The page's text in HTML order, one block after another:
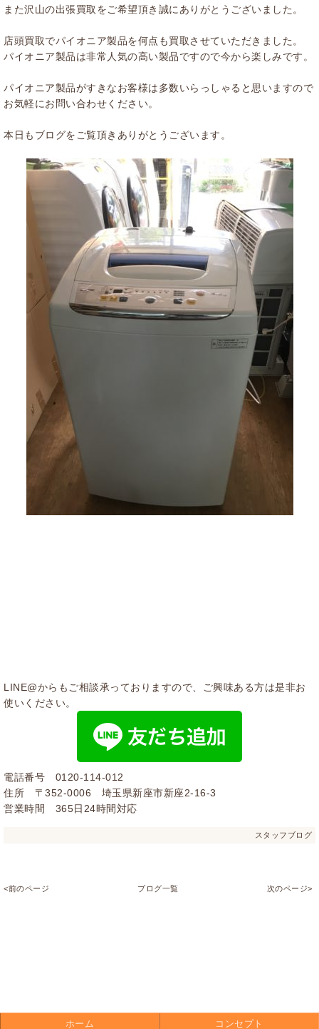
また沢山の出張買取をご希望頂き誠にありがとうございました。
店頭買取でパイオニア製品を何点も買取させていただきました。
パイオニア製品は非常人気の高い製品ですので今から楽しみです。
パイオニア製品がすきなお客様は多数いらっしゃると思いますので
お気軽にお問い合わせください。
本日もブログをご覧頂きありがとうございます。
LINE@からもご相談承っておりますので、ご興味ある方は是非お
使いください。
電話番号 0120-114-012
住所 〒352-0006 埼玉県新座市新座2-16-3
営業時間 365日24時間対応
スタッフブログ
<前のページ ブログ一覧 次のページ>
ホーム コンセプト